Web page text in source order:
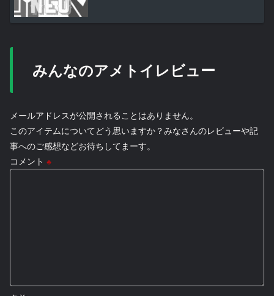
みんなのアメトイレビュー
メールアドレスが公開されることはありません。
このアイテムについてどう思いますか？みなさんのレビューや記
事へのご感想などお待ちしてまーす。
コメント ※